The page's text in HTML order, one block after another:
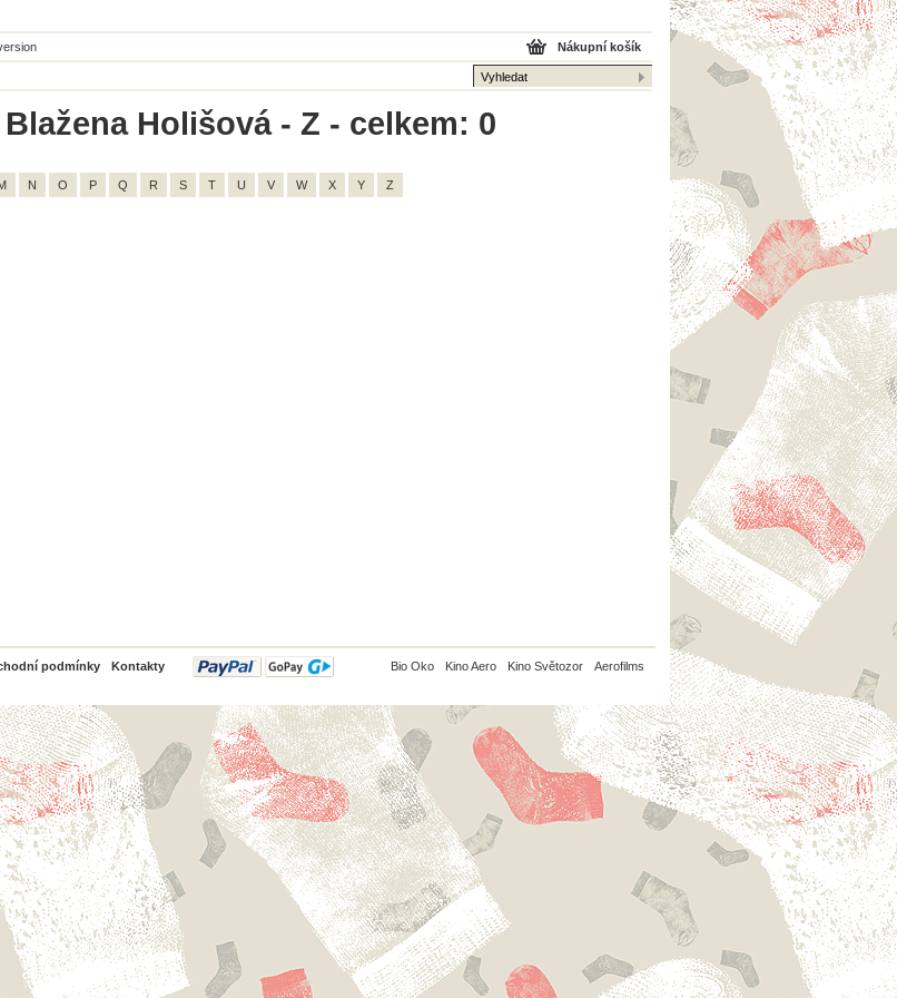
Nákupní košík
Holišová - Z - celkem: 0
N O P Q R S T U V W X Y Z
podmínky Kontakty Bio Oko Kino Aero Kino Světozor Aerofilms